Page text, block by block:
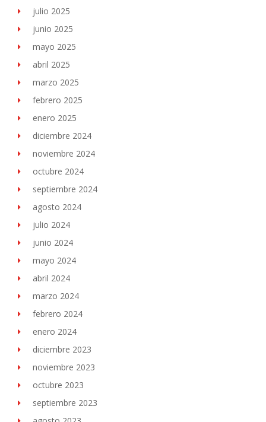
julio 2025
junio 2025
mayo 2025
abril 2025
marzo 2025
febrero 2025
enero 2025
diciembre 2024
noviembre 2024
octubre 2024
septiembre 2024
agosto 2024
julio 2024
junio 2024
mayo 2024
abril 2024
marzo 2024
febrero 2024
enero 2024
diciembre 2023
noviembre 2023
octubre 2023
septiembre 2023